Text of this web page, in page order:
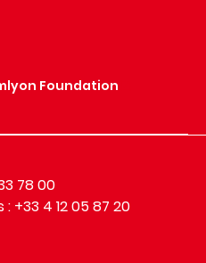
Foundation
78 00
+33 4 12 05 87 20